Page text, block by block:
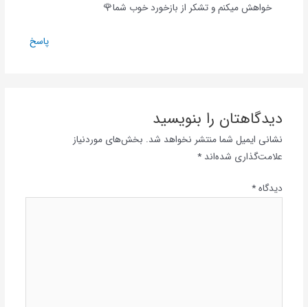
خواهش میکنم و تشکر از بازخورد خوب شما🌹
پاسخ
دیدگاهتان را بنویسید
نشانی ایمیل شما منتشر نخواهد شد. بخش‌های موردنیاز
علامت‌گذاری شده‌اند *
دیدگاه*